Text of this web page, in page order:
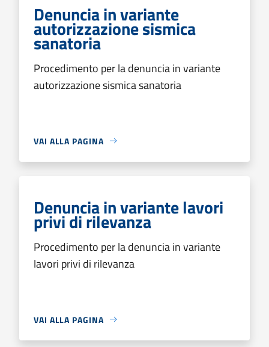
Denuncia in variante
autorizzazione sismica
sanatoria
Procedimento per la denuncia in variante
autorizzazione sismica sanatoria
VAI ALLA PAGINA
Denuncia in variante lavori
privi di rilevanza
Procedimento per la denuncia in variante
lavori privi di rilevanza
VAI ALLA PAGINA